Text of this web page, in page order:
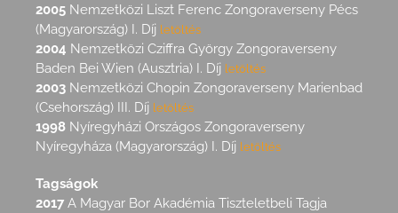
2005 Nemzetközi Liszt Ferenc Zongoraverseny Pécs
(Magyarország) I. Díj letöltés
2004 Nemzetközi Cziffra György Zongoraverseny
Baden Bei Wien (Ausztria) I. Díj letöltés
2003 Nemzetközi Chopin Zongoraverseny Marienbad
(Csehország) III. Díj letöltés
1998 Nyíregyházi Országos Zongoraverseny
Nyíregyháza (Magyarország) I. Díj letöltés
Tagságok
2017 A Magyar Bor Akadémia Tiszteletbeli Tagja